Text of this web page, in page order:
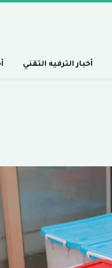
أخبار الترفيه التقني